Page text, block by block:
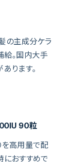
の主成分ケラ
給。国内大手
ります。
90粒
を高用量で配
におすすめで